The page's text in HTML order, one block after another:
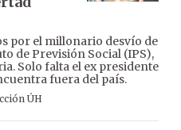
por el millonario desvío de
de Previsión Social (IPS),
Solo falta el ex presidente
fuera del país.
ÚH